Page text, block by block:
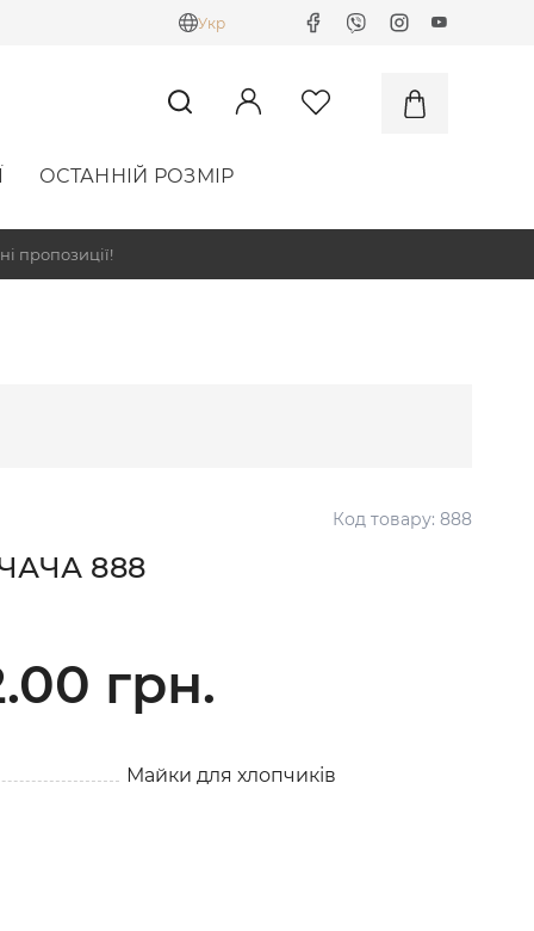
Укр
ОСТАННІЙ РОЗМІР
пропозиції!
Код товару: 888
888
грн.
Майки для хлопчиків